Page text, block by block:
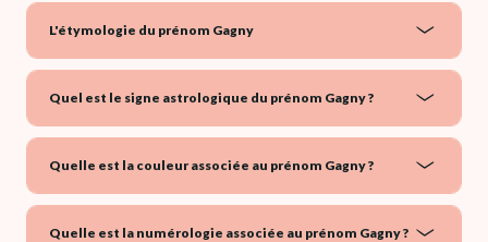
L'étymologie du prénom Gagny
Quel est le signe astrologique du prénom Gagny ?
Quelle est la couleur associée au prénom Gagny ?
Quelle est la numérologie associée au prénom Gagny ?